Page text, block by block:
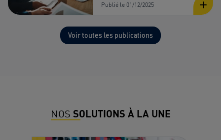
Publié le 01/12/2025
Voir toutes les publications
NOS SOLUTIONS À LA UNE